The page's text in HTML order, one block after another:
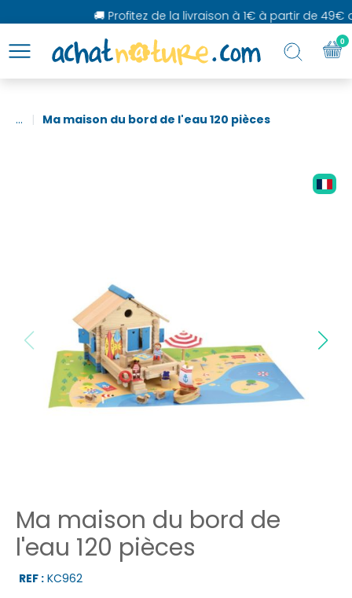
🚚 Profitez de la livraison à 1€ à partir de 49€
... Ma maison du bord de l'eau 120 pièces
Ma maison du bord de
l'eau 120 pièces
REF : KC962
0